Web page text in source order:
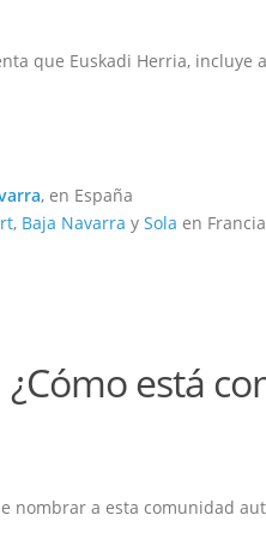
que Euskadi Herria, incluye
, en España
, Baja Navarra y Sola en Francia
¿Cómo está
nombrar a esta comunidad